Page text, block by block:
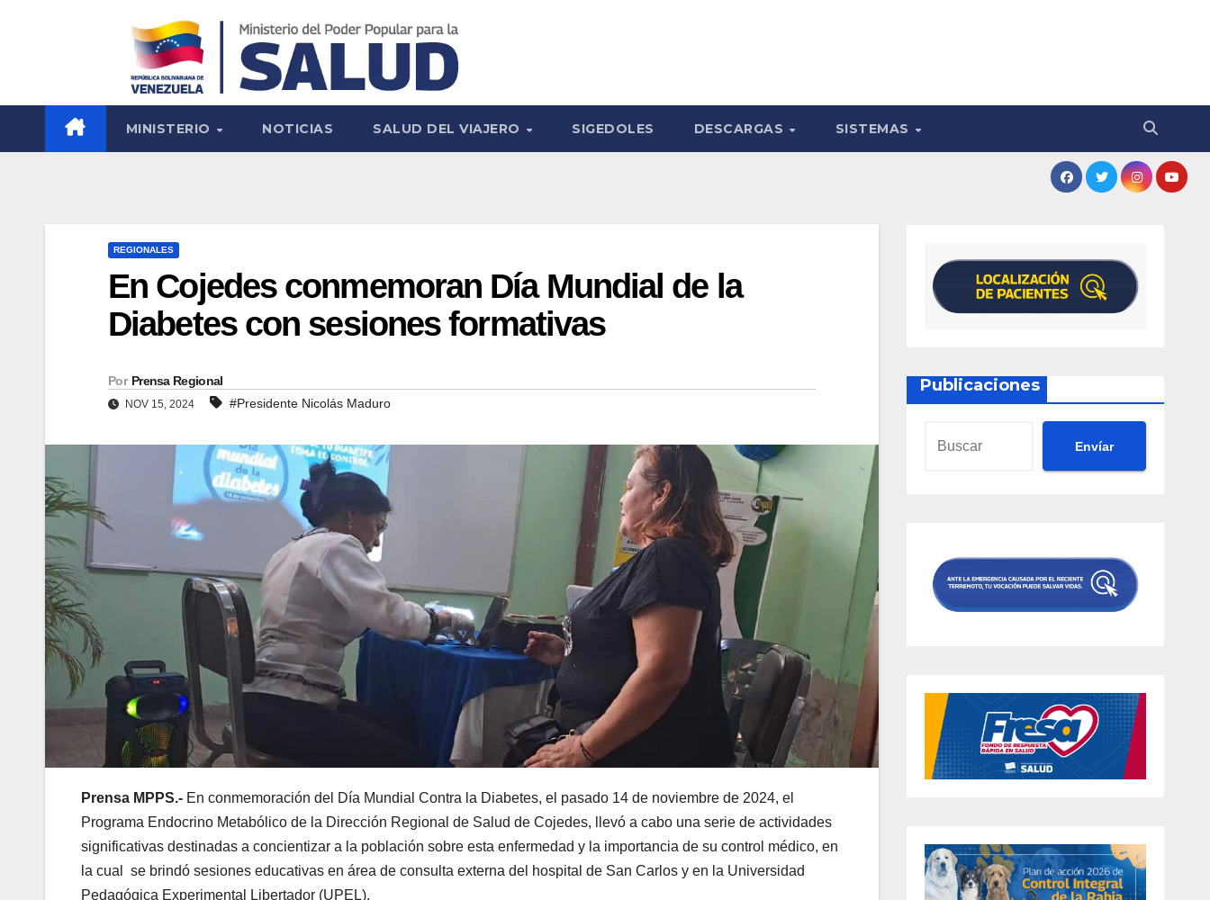
MINISTERIO NOTICIAS SALUD DEL VIAJERO SIGEDOLES DESCARGAS SISTEMAS
REGIONALES
En Cojedes conmemoran Día Mundial de la
Diabetes con sesiones formativas
Por Prensa Regional
NOV 15, 2024 #Presidente Nicolás Maduro
Prensa MPPS.- En conmemoración del Día Mundial Contra la Diabetes, el pasado 14 de noviembre de 2024, el
Programa Endocrino Metabólico de la Dirección Regional de Salud de Cojedes, llevó a cabo una serie de actividades
significativas destinadas a concientizar a la población sobre esta enfermedad y la importancia de su control médico, en
la cual se brindó sesiones educativas en área de consulta externa del hospital de San Carlos y en la Universidad
Pedagógica Experimental Libertador (UPEL).
Publicaciones
Envíar